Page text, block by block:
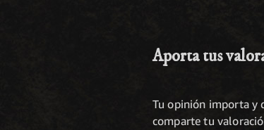
Aporta tus
Tu opinión importa y
comparte tu